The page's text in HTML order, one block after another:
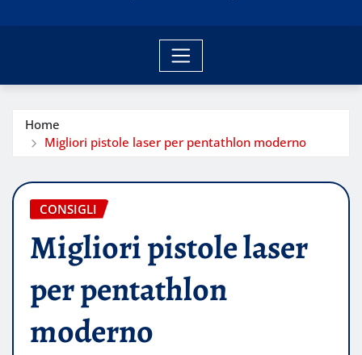
Home
Migliori pistole laser per pentathlon moderno
CONSIGLI
Migliori pistole laser
per pentathlon
moderno